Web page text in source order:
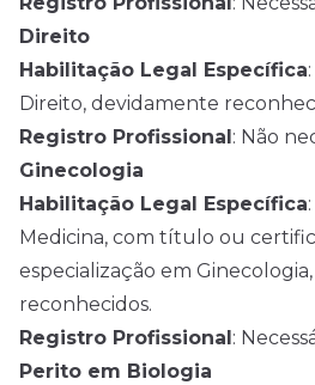
Direito
Habilitação Legal Específica
Direito, devidamente
Registro Profissional : Não
Ginecologia
Habilitação Legal Específica
Medicina, com título ou
especialização em
reconhecidos.
Registro Profissional :
Perito em Biologia